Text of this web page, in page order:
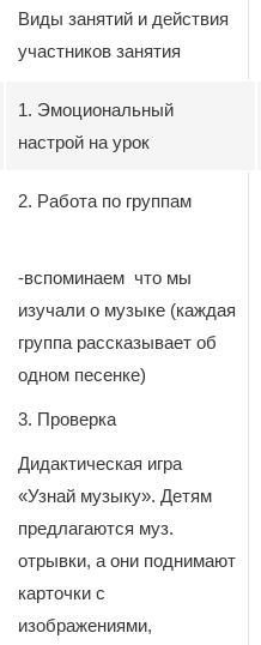
Виды занятий и действия
участников занятия
1. Эмоциональный
настрой на урок
2. Работа по группам
-вспоминаем что мы
изучали о музыке (каждая
группа рассказывает об
одном песенке)
3. Проверка
Дидактическая игра
«Узнай музыку». Детям
предлагаются муз.
отрывки, а они поднимают
карточки с
изображениями,